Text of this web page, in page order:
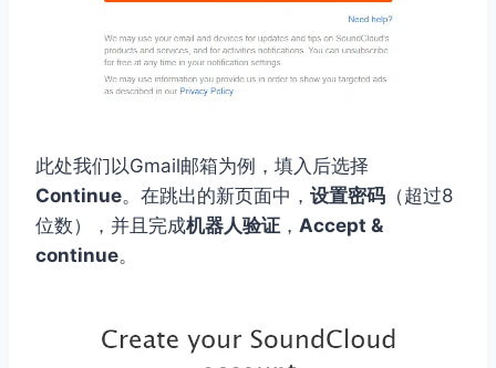
此处我们以Gmail邮箱为例，填入后选择
Continue。在跳出的新页面中， 设置密码 （超过8
位数），并且完成机器人验证 ， Accept &
continue。